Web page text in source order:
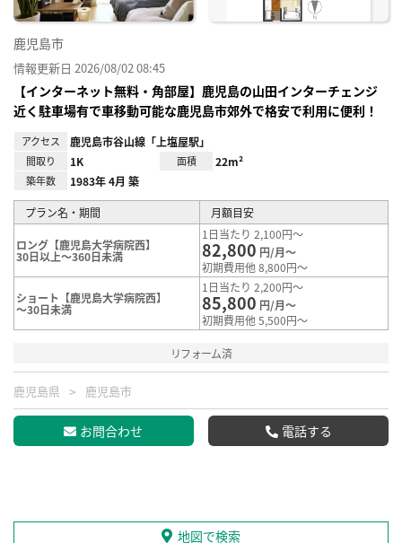
鹿児島市
情報更新日 2026/08/02 08:45
【インターネット無料・角部屋】鹿児島の山田インターチェンジ
近く駐車場有で車移動可能な鹿児島市郊外で格安で利用に便利！
アクセス 鹿児島市谷山線「上塩屋駅」
間取り 1K 面積 22m²
築年数 1983年 4月 築
プラン名・期間 月額目安
ロング【鹿児島大学病院西】
30日以上～360日未満
1日当たり 2,100円～
82,800 円/月～
初期費用他 8,800円～
ショート【鹿児島大学病院西】
～30日未満
1日当たり 2,200円～
85,800 円/月～
初期費用他 5,500円～
リフォーム済
鹿児島県 鹿児島市
お問合わせ 電話する
地図で検索